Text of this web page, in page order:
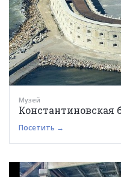
Музей
Константиновская
Посетить →